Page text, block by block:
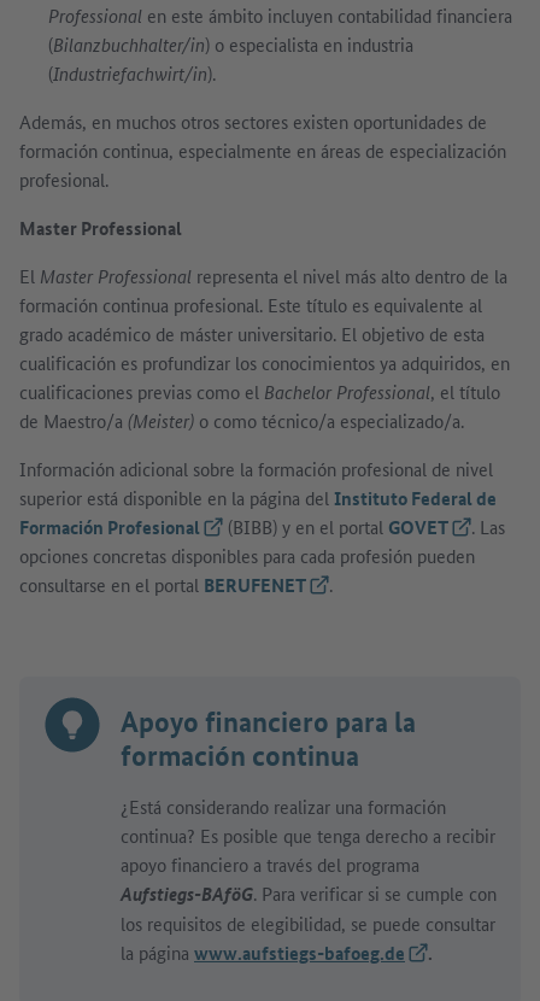
Professional en este ámbito incluyen contabilidad financiera
(Bilanzbuchhalter/in) o especialista en industria
(Industriefachwirt/in).
Además, en muchos otros sectores existen oportunidades de
formación continua, especialmente en áreas de especialización
profesional.
Master Professional
El Master Professional representa el nivel más alto dentro de la
formación continua profesional. Este título es equivalente al
grado académico de máster universitario. El objetivo de esta
cualificación es profundizar los conocimientos ya adquiridos, en
cualificaciones previas como el Bachelor Professional, el título
de Maestro/a (Meister) o como técnico/a especializado/a.
Información adicional sobre la formación profesional de nivel
superior está disponible en la página del Instituto Federal de
Formación Profesional(Link externo)
(BIBB) y en el portal GOVET(Link. Las
opciones concretas disponibles para cada profesión pueden
consultarse en el portal BERUFENET(Link externo)
.
Apoyo financiero para la
formación continua
¿Está considerando realizar una formación
continua? Es posible que tenga derecho a recibir
apoyo financiero a través del programa
Aufstiegs-BAföG. Para verificar si se cumple con
los requisitos de elegibilidad, se puede consultar
la página www.aufstiegs-bafoeg.de(Link externo)
.